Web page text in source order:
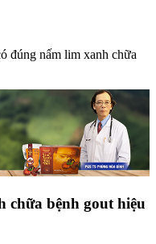
đúng nấm lim xanh chữa
chữa bệnh gout hiệu